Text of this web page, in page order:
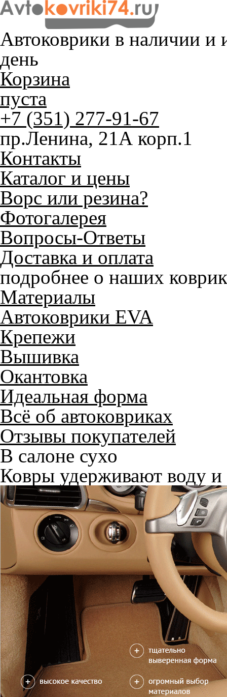
Автоковрики в наличии и
день
Корзина
пуста
+7 (351) 277-91-67
пр.Ленина, 21А корп.1
Контакты
Каталог и цены
Ворс или резина?
Фотогалерея
Вопросы-Ответы
Доставка и оплата
подробнее о наших
Материалы
Автоковрики EVA
Крепежи
Вышивка
Окантовка
Идеальная форма
Всё об автоковриках
Отзывы покупателей
В салоне сухо
Ковры удерживают воду и